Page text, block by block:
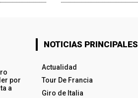
por
a
NOTICIAS PRINCIPALES
Actualidad
Tour De Francia
Giro de Italia